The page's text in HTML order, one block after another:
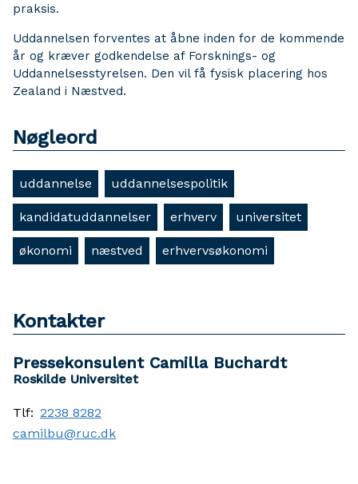
praksis.
Uddannelsen forventes at åbne inden for de kommende
år og kræver godkendelse af Forsknings- og
Uddannelsesstyrelsen. Den vil få fysisk placering hos
Zealand i Næstved.
Nøgleord
uddannelse uddannelsespolitik
kandidatuddannelser erhverv universitet
økonomi næstved erhvervsøkonomi
Kontakter
Pressekonsulent Camilla Buchardt
Roskilde Universitet
Tlf: 2238 8282
camilbu@ruc.dk